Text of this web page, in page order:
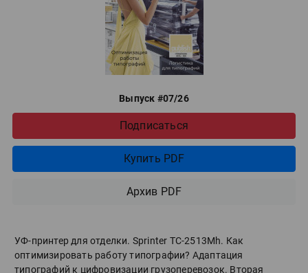
Выпуск #07/26
Подписаться
Купить PDF
Архив PDF
УФ-принтер для отделки. Sprinter ТС-2513Mh. Как
оптимизировать работу типографии? Адаптация
типографий к цифровизации грузоперевозок. Вторая